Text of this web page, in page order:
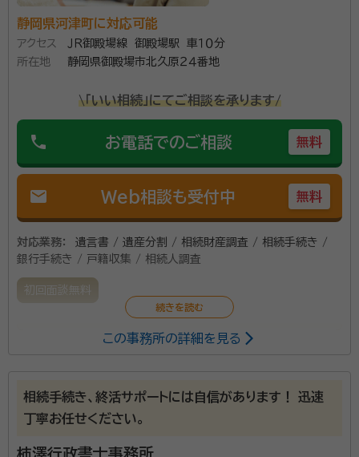
静岡県河津町に対応可能
アクセス
ＪＲ御殿場線 御殿場駅 車１０分
所在地
静岡県御殿場市北久原２４番地
\「いい相続」にてご相談を承ります/
phone お電話でのご相談 無料
mail Web相談も受付中 無料
対応業務：
遺言書 / 遺産分割 / 相続財産調査 / 相続手続き /
銀行手続き / 戸籍収集 / 相続人調査
初回面談無料
会計事務所、不動産会社での勤務経験があり、相続に関
この事務所の詳細を見る
相続手続き、終活サポートには自信があります！ 迅速
丁寧お任せください。
柿澤行政書士事務所